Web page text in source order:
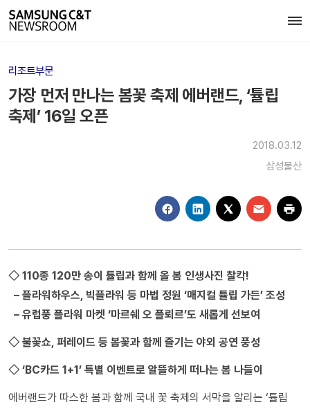
리조트부문
가장 먼저 만나는 봄꽃 축제 에버랜드, ‘튤립
축제’ 16일 오픈
2018.03.12
삼성물산
◇ 110종 120만 송이 튤립과 함께 올 봄 인생사진 찰칵!
– 플라워하우스, 빅플라워 등 마법 정원 ‘매지컬 튤립 가든’ 조성
– 유럽풍 플라워 마켓 ‘마르쉐 오 플뢰르’도 새롭게 선보여
◇ 불꽃쇼, 퍼레이드 등 봄꽃과 함께 즐기는 야외 공연 풍성
◇ ‘BC카드 1+1’ 특별 이벤트로 알뜰하게 떠나는 봄 나들이
에버랜드가 따스한 봄과 함께 국내 꽃 축제의 서막을 알리는 ‘튤립